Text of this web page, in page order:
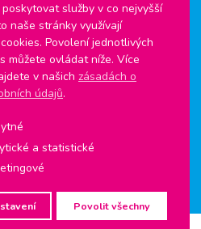
poskytovat služby v co nejvyšší
naše stránky využívají
Povolení jednotlivých
můžete ovládat níže. Více
v našich zásadách o
údajů.
statistické
a statistické
Povolit všechny